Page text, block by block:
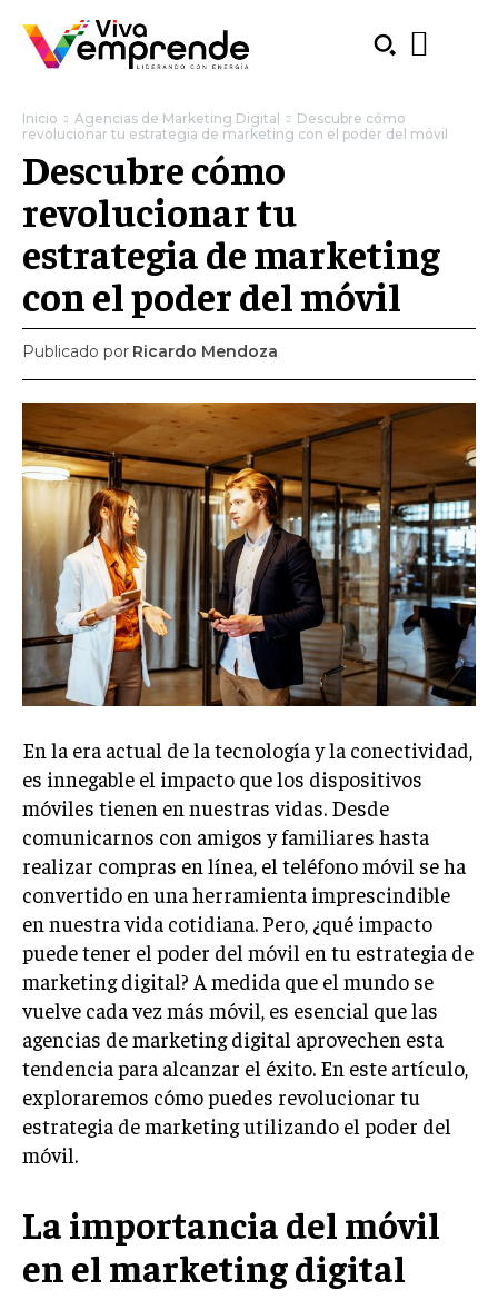
SUBSCRIBE
Welcome to Liberty Case
We have a curated list of the most noteworthy news from all
across the globe. With any subscription plan, you get access
exclusive articles that let you stay ahead of the curve.
Your Profile
NEWS LIFESTYLE PUBLIC OPINION
LIFESTYLE
MARKETING
ESTRATEGIAS DE MARKETING
AGENCIAS DE MARKETING
MARKETING DIGITAL
Inicio Agencias de Marketing Digital
Descubre cómo
revolucionar tu estrategia de marketing con el poder del móvil
Descubre cómo
revolucionar tu
estrategia de marketing
con el poder del móvil
Publicado por Ricardo Mendoza
En la era actual de la tecnología y la conectividad,
es innegable el impacto que los dispositivos
móviles tienen en nuestras vidas. Desde
comunicarnos con amigos y familiares hasta
realizar compras en línea, el teléfono móvil se ha
convertido en una herramienta imprescindible
en nuestra vida cotidiana. Pero, ¿qué impacto
puede tener el poder del móvil en tu estrategia de
marketing digital? A medida que el mundo se
vuelve cada vez más móvil, es esencial que las
agencias de marketing digital aprovechen esta
tendencia para alcanzar el éxito. En este artículo,
exploraremos cómo puedes revolucionar tu
estrategia de marketing utilizando el poder del
móvil.
La importancia del móvil
en el marketing digital